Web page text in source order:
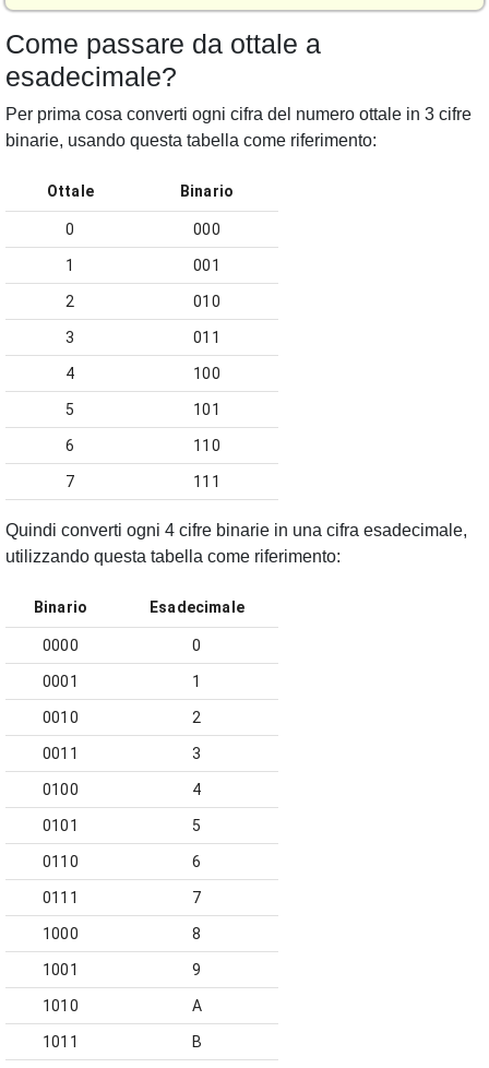
Come passare da ottale a
esadecimale?
Per prima cosa converti ogni cifra del numero ottale in 3 cifre
binarie, usando questa tabella come riferimento:
Ottale Binario
0 000
1 001
2 010
3 011
4 100
5 101
6 110
7 111
Quindi converti ogni 4 cifre binarie in una cifra esadecimale,
utilizzando questa tabella come riferimento:
Binario Esadecimale
0000 0
0001 1
0010 2
0011 3
0100 4
0101 5
0110 6
0111 7
1000 8
1001 9
1010 A
1011 B